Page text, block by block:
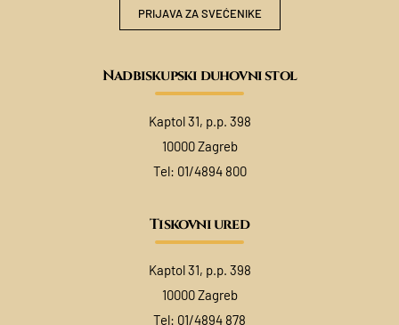
PRIJAVA ZA SVEĆENIKE
Nadbiskupski duhovni stol
Kaptol 31, p.p. 398
10000 Zagreb
Tel: 01/4894 800
Tiskovni ured
Kaptol 31, p.p. 398
10000 Zagreb
Tel: 01/4894 878